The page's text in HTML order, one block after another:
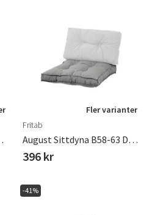
Fler varianter
Fritab
August Sittdyna B58-63 D58-63 Betonggrå
396 kr
-41%